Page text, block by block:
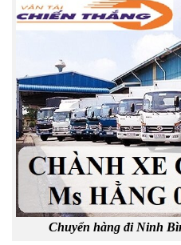
Chuyển hàng đi Ninh